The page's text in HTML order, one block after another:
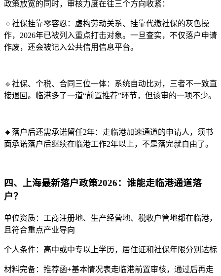
政策放宽的同时，审核力度在往三个方向收紧：
🔹社保挂靠零容忍：虚构劳动关系、挂靠代缴社保的灰色操
作，2026年已被列入重点打击对象。一旦查实，不仅落户申请
作废，还会被记入公共信用信息平台。
🔹社保、个税、合同三位一体：系统自动比对，三者不一致直
接退回。临港多了一道“前置推荐”环节，但该审的一项不少。
🔹落户后还需承诺留任2年：走临港加速通道的申请人，须书
面承诺落户后继续在临港工作2年以上，不是落完就自由了。
四、上海最新落户政策2026：谁能走临港通道落
户？
单位资质：工商注册地、生产经营地、税收户管地都在临港，
且符合重点产业导向
个人条件：高中或中专以上学历，居住证和社保年限分别达标
材料完备：推荐函+基本情况表走临港前置审核，通过后再走